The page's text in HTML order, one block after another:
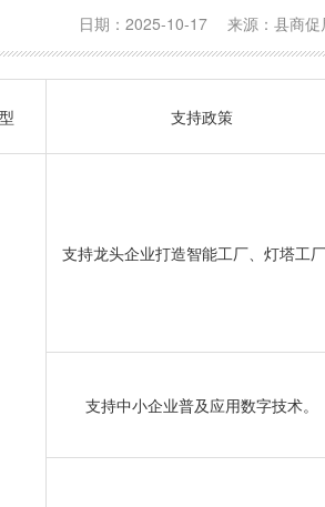
日期：2025-10-17 来源：县商
支持政策
支持龙头企业打造智能工厂、灯塔工
支持中小企业普及应用数字技术。